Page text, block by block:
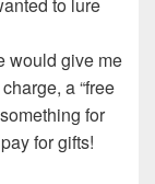
to lure
would give me
a “free
for
for gifts!